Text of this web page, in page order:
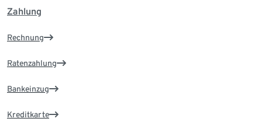
Zahlung
Rechnung
Ratenzahlung
Bankeinzug
Kreditkarte